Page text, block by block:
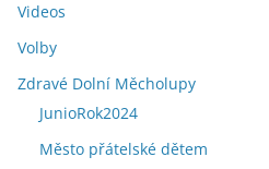
Videos
Volby
Zdravé Dolní Měcholupy
JunioRok2024
Město přátelské dětem